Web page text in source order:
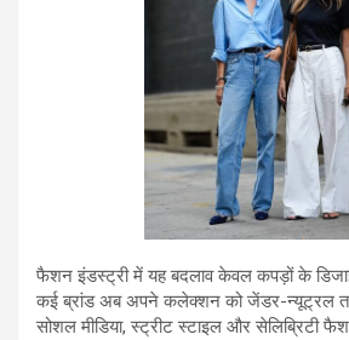
फैशन इंडस्ट्री में यह बदलाव केवल कपड़ों के
कई ब्रांड अब अपने कलेक्शन को जेंडर-न्यूट्रल
सोशल मीडिया, स्ट्रीट स्टाइल और सेलिब्रिटी